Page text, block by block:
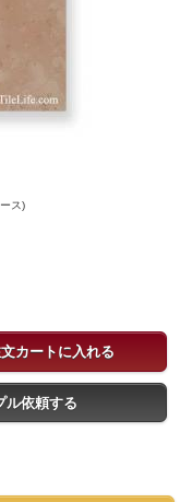
ス)
カートに入れる
ル依頼する